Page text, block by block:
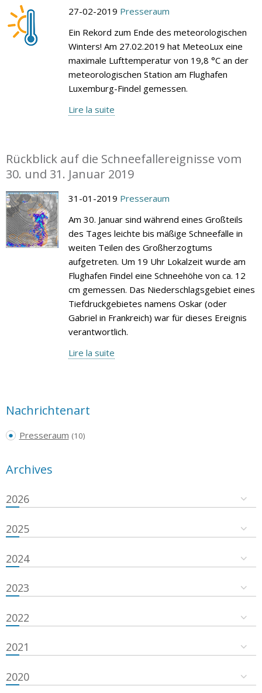
27-02-2019 Presseraum
Ein Rekord zum Ende des meteorologischen
Winters! Am 27.02.2019 hat MeteoLux eine
maximale Lufttemperatur von 19,8 °C an der
meteorologischen Station am Flughafen
Luxemburg-Findel gemessen.
Lire la suite
Rückblick auf die Schneefallereignisse vom
30. und 31. Januar 2019
31-01-2019 Presseraum
Am 30. Januar sind während eines Großteils
des Tages leichte bis mäßige Schneefälle in
weiten Teilen des Großherzogtums
aufgetreten. Um 19 Uhr Lokalzeit wurde am
Flughafen Findel eine Schneehöhe von ca. 12
cm gemessen. Das Niederschlagsgebiet eines
Tiefdruckgebietes namens Oskar (oder
Gabriel in Frankreich) war für dieses Ereignis
verantwortlich.
Lire la suite
Nachrichtenart
Presseraum (10)
Archives
2026
2025
2024
2023
2022
2021
2020